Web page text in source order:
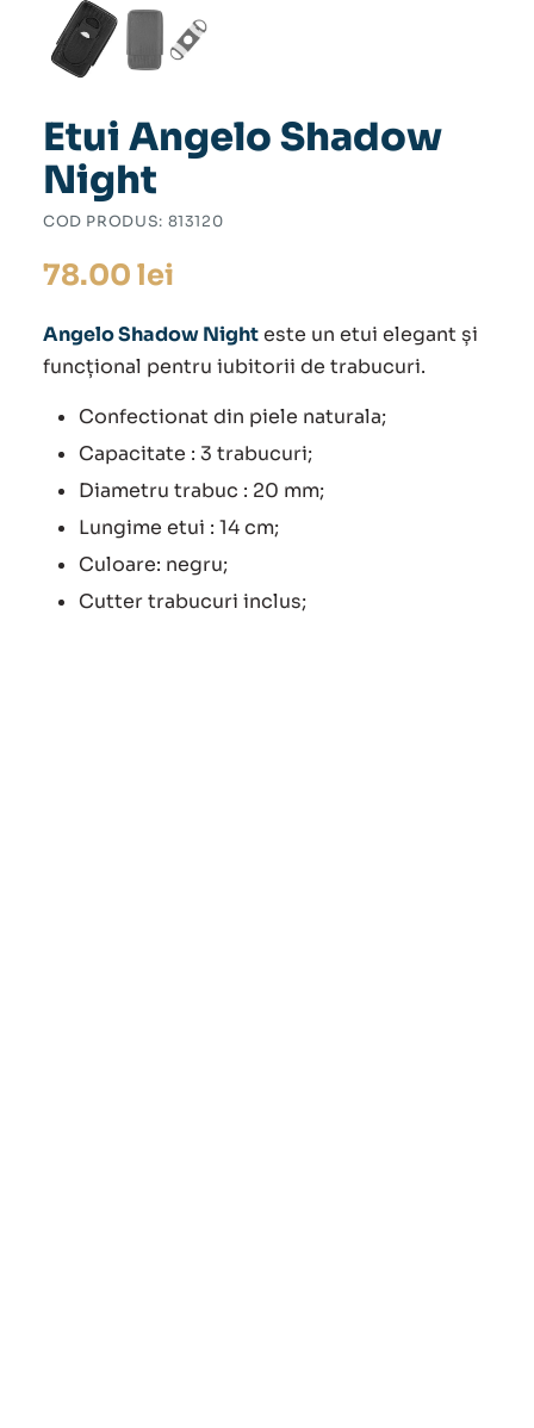
Etui Angelo Shadow
Night
COD PRODUS: 813120
78.00 lei
Angelo Shadow Nighteste un etui elegant și
funcțional pentru iubitorii de trabucuri.
Confectionat din piele naturala;
Capacitate : 3 trabucuri;
Diametru trabuc : 20 mm;
Lungime etui : 14 cm;
Culoare: negru;
Cutter trabucuri inclus;